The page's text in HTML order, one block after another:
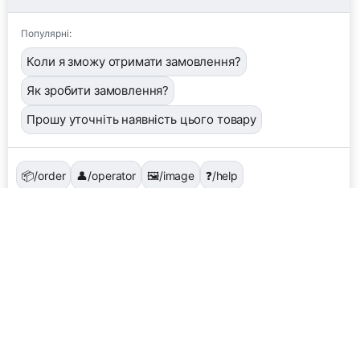
Популярні:
Коли я зможу отримати замовлення?
Як зробити замовлення?
Прошу уточніть наявність цього товару
📦/order 👤/operator 🖼️/image ❓/help